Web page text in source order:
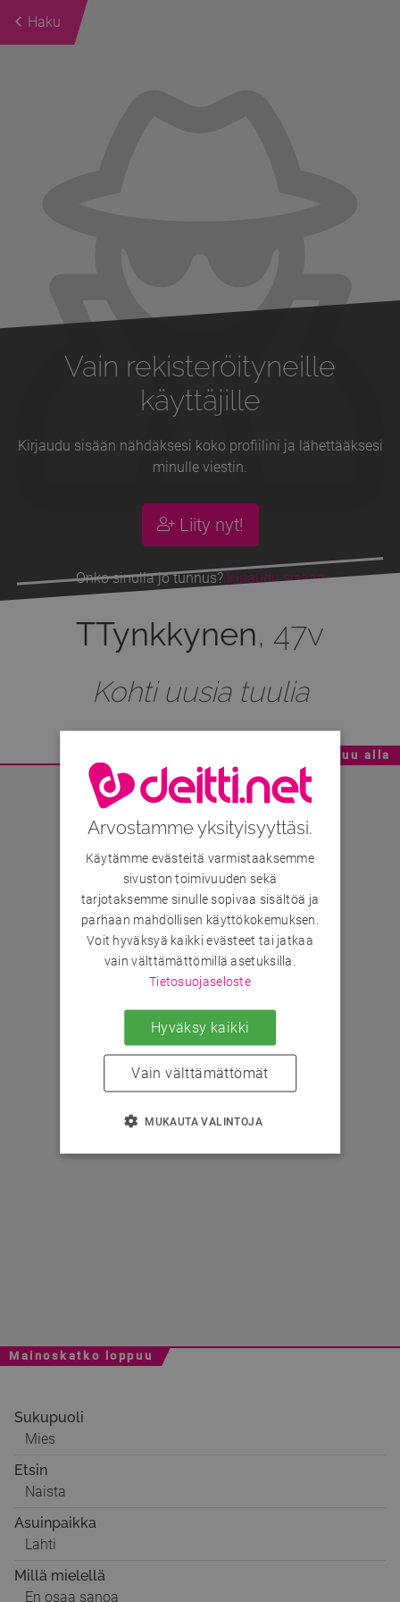
Haku
Vain rekisteröityneille
käyttäjille
Kirjaudu sisään nähdäksesi koko profiilini ja lähettääksesi
minulle viestin.
Liity nyt!
Onko sinulla jo tunnus? Kirjaudu sisään
TTynkkynen, 47v
Kohti uusia tuulia
Mainoskatko - Sisältö jatkuu alla
Mainoskatko loppuu
Sukupuoli
Mies
Etsin
Naista
Asuinpaikka
Lahti
Millä mielellä
En osaa sanoa
Arvostamme yksityisyyttäsi.
Käytämme evästeitä varmistaaksemme
sivuston toimivuuden sekä
tarjotaksemme sinulle sopivaa sisältöä ja
parhaan mahdollisen käyttökokemuksen.
Voit hyväksyä kaikki evästeet tai jatkaa
vain välttämättömillä asetuksilla.
Tietosuojaseloste
Hyväksy kaikki
Vain välttämättömät
MUKAUTA VALINTOJA